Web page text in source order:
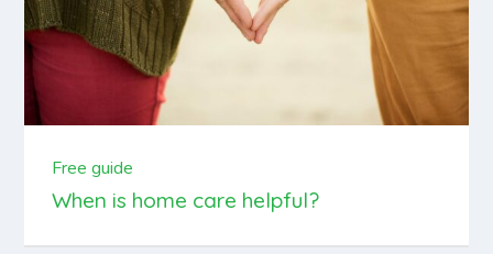
Free guide
When is home care helpful?